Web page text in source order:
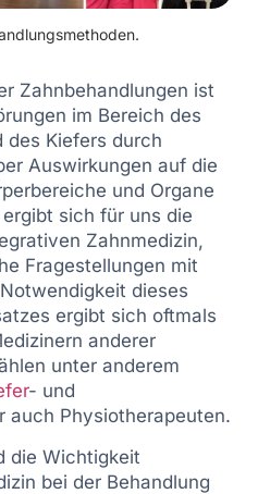
Zahnbehandlungen ist
im Bereich des
des Kiefers durch
Auswirkungen auf die
und Organe
sich für uns die
Zahnmedizin,
Fragestellungen mit
dieses
ergibt sich oftmals
anderer
unter anderem
- und
auch Physiotherapeuten.
die Wichtigkeit
bei der Behandlung